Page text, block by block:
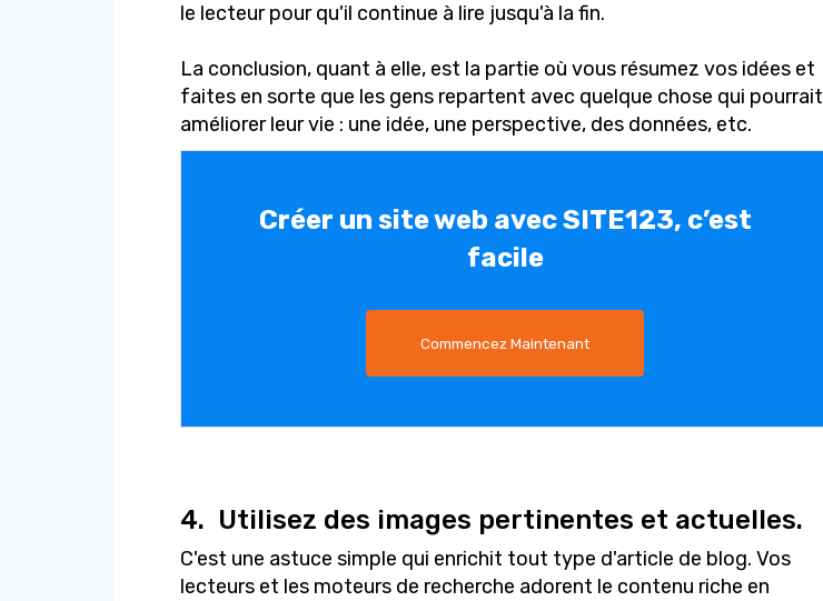
le lecteur pour qu'il continue à lire jusqu'à la fin.
La conclusion, quant à elle, est la partie où vous résumez vos idées et
faites en sorte que les gens repartent avec quelque chose qui pourrait
améliorer leur vie : une idée, une perspective, des données, etc.
Créer un site web avec SITE123, c’est
facile
Commencez Maintenant
4. Utilisez des images pertinentes et actuelles.
C'est une astuce simple qui enrichit tout type d'article de blog. Vos
lecteurs et les moteurs de recherche adorent le contenu riche en